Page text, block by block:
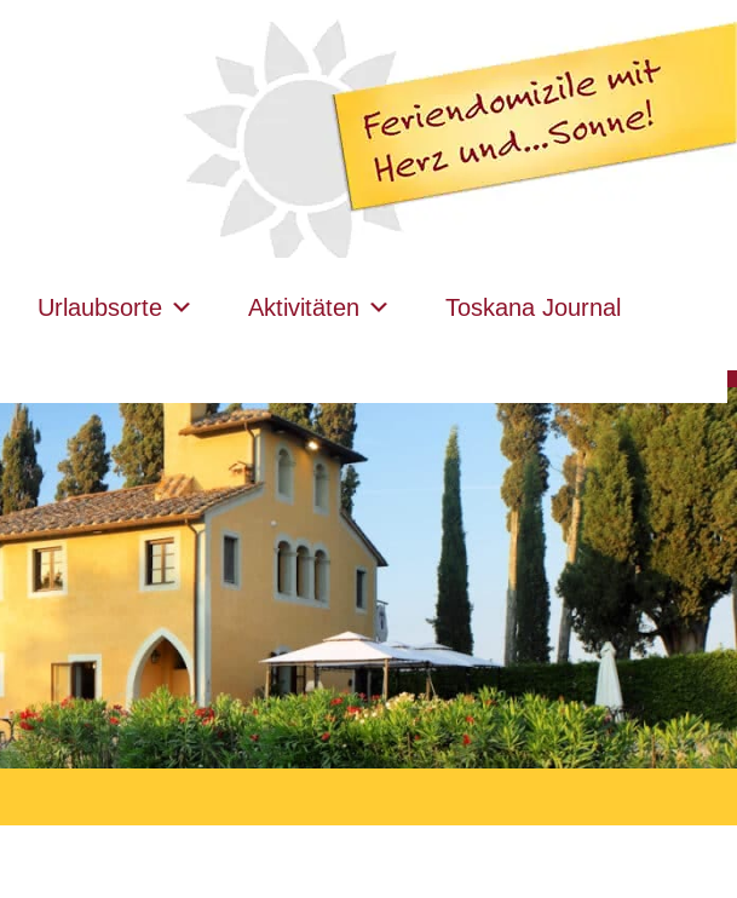
Urlaubsorte Aktivitäten Toskana Journal